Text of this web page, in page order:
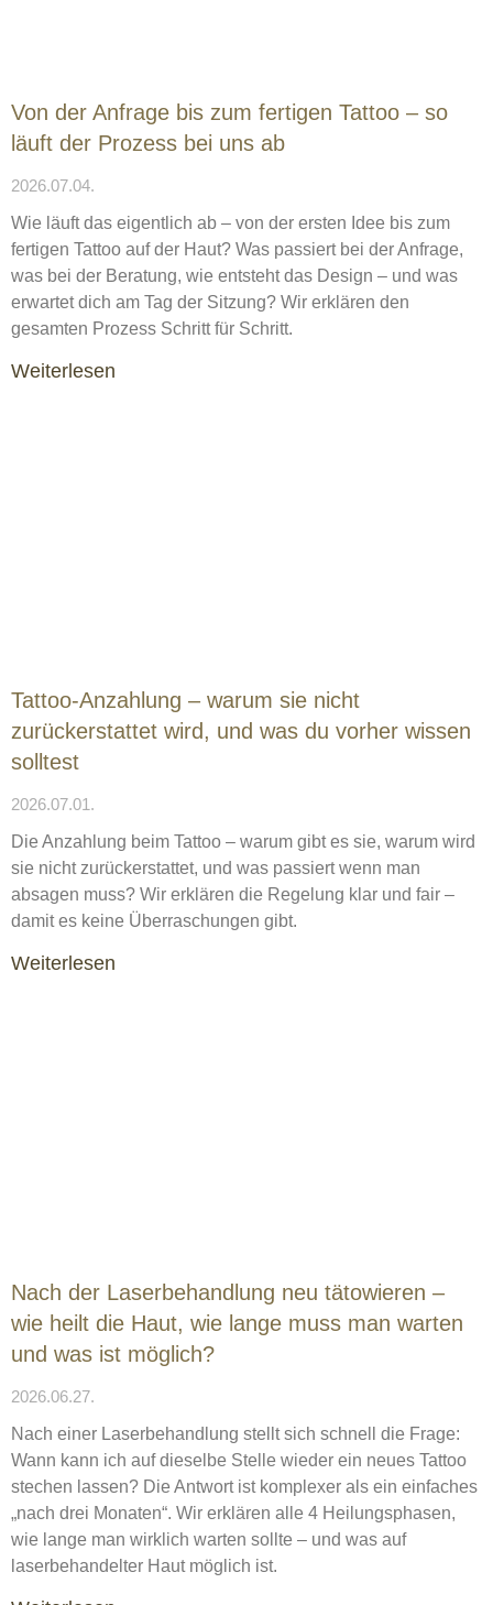
Von der Anfrage bis zum fertigen Tattoo – so
läuft der Prozess bei uns ab
2026.07.04.
Wie läuft das eigentlich ab – von der ersten Idee bis zum
fertigen Tattoo auf der Haut? Was passiert bei der Anfrage,
was bei der Beratung, wie entsteht das Design – und was
erwartet dich am Tag der Sitzung? Wir erklären den
gesamten Prozess Schritt für Schritt.
Weiterlesen
Tattoo-Anzahlung – warum sie nicht
zurückerstattet wird, und was du vorher wissen
solltest
2026.07.01.
Die Anzahlung beim Tattoo – warum gibt es sie, warum wird
sie nicht zurückerstattet, und was passiert wenn man
absagen muss? Wir erklären die Regelung klar und fair –
damit es keine Überraschungen gibt.
Weiterlesen
Nach der Laserbehandlung neu tätowieren –
wie heilt die Haut, wie lange muss man warten
und was ist möglich?
2026.06.27.
Nach einer Laserbehandlung stellt sich schnell die Frage:
Wann kann ich auf dieselbe Stelle wieder ein neues Tattoo
stechen lassen? Die Antwort ist komplexer als ein einfaches
„nach drei Monaten“. Wir erklären alle 4 Heilungsphasen,
wie lange man wirklich warten sollte – und was auf
laserbehandelter Haut möglich ist.